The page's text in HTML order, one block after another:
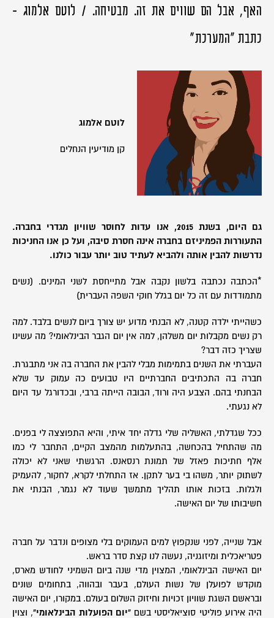
האף, אבל הם שווים את זה. מבטיחה. / לוטם אלמוג -
כתבת "המערכת"
לוטם אלמוג
קן מודיעין הנחלים
גם היום, בשנת 2015, אנו עדות לחוסר שוויון מגדרי בחברה.
התעוררות הפמיניזם בחברה אינה חסרת סיבה, ועל כן אנו החניכות
נדרשות להבין אותה ולהביא לעתיד טוב יותר עבור כולנו.
*הכתבה נכתבה בלשון נקבה אבל מתייחסת לשני המינים. (נשים
מתמודדות עם זה כל יום בגלל חוקי השפה העברית)
כשהייתי ילדה קטנה, לא הבנתי מדוע יש צורך ביום לנשים בלבד. למה
רק נשים מקבלות יום משלהן, למה אין יום הגבר הבינלאומי? מה עשינו
שצריך כזה דבר?
העברתי את השנים בתמימות מבלי להבין את החברה בה אני מתבגרת.
חברה בה התכתיבים החברתיים היו טבועים כה עמוק עד שלא
הבחנתי בהם. הצבע היה ורוד, הבובה הייתה ברבי, ובכדורגל עד היום
לא נגעתי.
ככל שגדלתי, האשליה שלי גדלה יחד איתי, והיא התפוצצה לי בפנים.
מה שהתחיל בהכחשה, בהתעלמות מהמצב הקיים, התחבר לי כמו
אלף חתיכות פאזל של תמונת רנסאנס. הרגשתי שאני לא יכולה
לשתוק יותר, משהו בי בער לתקן. אז התחלתי לקרא, לחקור, להעמיק
ולגלות. בזכות אותו תהליך מתמשך שעוד לא נגמר, הבנתי את
חשיבותו של יום האישה.
אבל שנייה, לפני שנקפוץ למים העמוקים בלי מצופים ונדבר על חברה
פטריאכלית ומיזוגניה, נעשה לנו קצת סדר בראש.
יום האישה הבינלאומי, המצוין מדי שנה ביום השמיני לחודש מארס,
מוקדש לפועלן של נשות העולם, בעבר ובהווה, בתחומים שונים
ובראשם השגת שוויון זכויות וחיזוק השלום בעולם. במקורו, יום האישה
היה אירוע פוליטי סוציאליסטי בשם"יום הפועלות הבינלאומי", וצוין